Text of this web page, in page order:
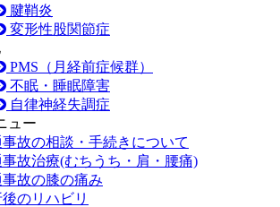
腱鞘炎
変形性股関節症
PMS（月経前症候群）
不眠・睡眠障害
自律神経失調症
ュー
故の相談・手続きについて
故治療(むちうち・肩・腰痛)
故の膝の痛み
のリハビリ